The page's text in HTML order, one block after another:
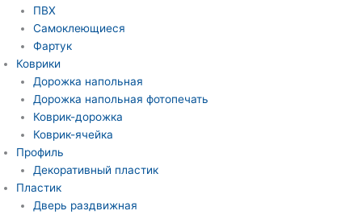
ПВХ
Самоклеющиеся
Фартук
Коврики
Дорожка напольная
Дорожка напольная фотопечать
Коврик-дорожка
Коврик-ячейка
Профиль
Декоративный пластик
Пластик
Дверь раздвижная